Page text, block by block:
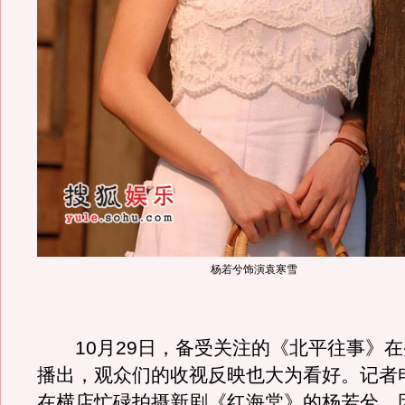
杨若兮饰演袁寒雪
10月29日，备受关注的《北平往事》在
播出，观众们的收视反映也大为看好。记者